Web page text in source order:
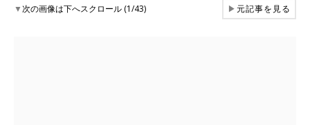
▼次の画像は下へスクロール (1/43) ▶元記事を見る